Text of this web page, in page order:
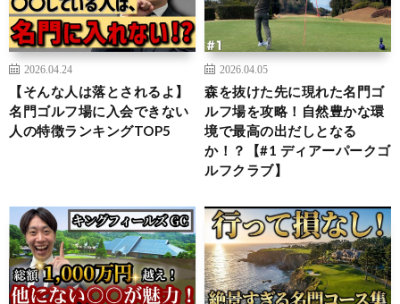
2026.04.24
【そんな人は落とされるよ】
名門ゴルフ場に入会できない
人の特徴ランキングTOP5
2026.04.05
森を抜けた先に現れた名門ゴ
ルフ場を攻略！自然豊かな環
境で最高の出だしとなる
か！？【#1 ディアーパークゴ
ルフクラブ】